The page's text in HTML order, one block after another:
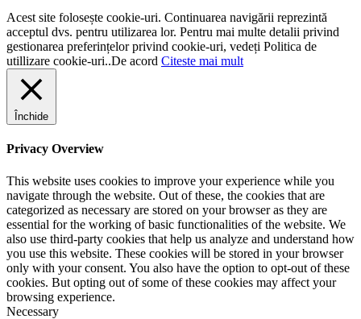
Acest site folosește cookie-uri. Continuarea navigării reprezintă
acceptul dvs. pentru utilizarea lor. Pentru mai multe detalii privind
gestionarea preferințelor privind cookie-uri, vedeți Politica de
utillizare cookie-uri..De acord Citeste mai mult
Închide
Privacy Overview
This website uses cookies to improve your experience while you
navigate through the website. Out of these, the cookies that are
categorized as necessary are stored on your browser as they are
essential for the working of basic functionalities of the website. We
also use third-party cookies that help us analyze and understand how
you use this website. These cookies will be stored in your browser
only with your consent. You also have the option to opt-out of these
cookies. But opting out of some of these cookies may affect your
browsing experience.
Necessary